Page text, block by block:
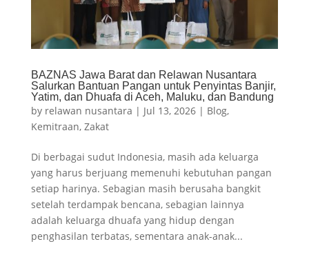
BAZNAS Jawa Barat dan Relawan Nusantara
Salurkan Bantuan Pangan untuk Penyintas Banjir,
Yatim, dan Dhuafa di Aceh, Maluku, dan Bandung
by relawan nusantara | Jul 13, 2026| Blog,
Kemitraan, Zakat
Di berbagai sudut Indonesia, masih ada keluarga
yang harus berjuang memenuhi kebutuhan pangan
setiap harinya. Sebagian masih berusaha bangkit
setelah terdampak bencana, sebagian lainnya
adalah keluarga dhuafa yang hidup dengan
penghasilan terbatas, sementara anak-anak...